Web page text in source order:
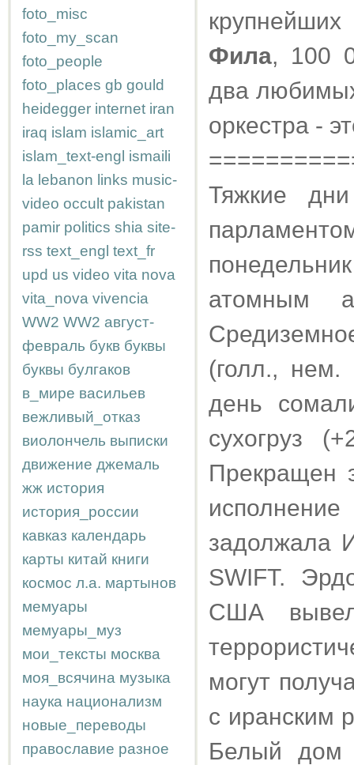
foto_misc
foto_my_scan
foto_people
foto_places gb gould
heidegger internet iran
iraq islam islamic_art
islam_text-engl ismaili
la lebanon links music-
video occult pakistan
pamir politics shia site-
rss text_engl text_fr
upd us video vita nova
vita_nova vivencia
WW2 WW2 август-
февраль букв буквы
буквы булгаков
в_мире васильев
вежливый_отказ
виолончель выписки
движение джемаль
жж история
история_россии
кавказ календарь
карты китай книги
космос л.а. мартынов
мемуары
мемуары_муз
мои_тексты москва
моя_всячина музыка
наука национализм
новые_переводы
православие разное
Фила, 100
два
оркестра -
Тяжкие
атомным
(голл.,
день
сухогруз
Прекращен
задолжала
SWIFT.
США
могут
с иранским
Белый дом